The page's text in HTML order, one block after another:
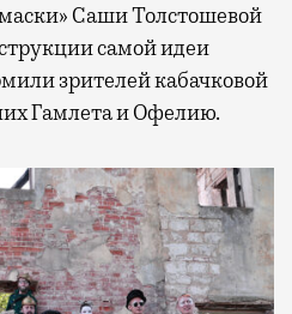
Саши Толстошевой
самой идеи
зрителей кабачковой
Гамлета и Офелию.